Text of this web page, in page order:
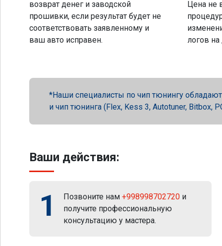
возврат денег и заводской
прошивки, если результат будет не
соответствовать заявленному и
ваш авто исправен.
Цена не
логов на
Наши специалисты по чип тюнингу
и чип тюнинга (Flex, Kess 3, Autotuner, Bitbox,
Ваши действия:
1 Позвоните нам +998998702720 и
получите профессиональную
консультацию у мастера.